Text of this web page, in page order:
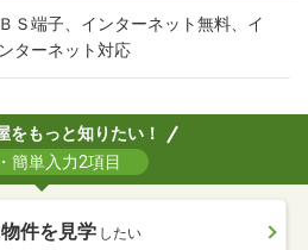
ＢＳ端子、インターネット無料、イ
ンターネット対応
をもっと知りたい！
簡単入力2項目
件を見学 したい